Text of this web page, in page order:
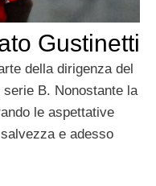
Gustinetti
della dirigenza del
B. Nonostante la
le aspettative
e adesso